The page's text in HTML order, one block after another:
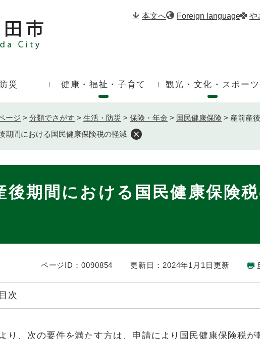
本文へ Foreign language や
ド
災 健康・福祉・子育て 観光・文化・スポーツ
ージ > 分類でさがす > 生活・防災 > 保険・年金 > 国民健康保険 > 産前産
期間における国民健康保険税の軽減
後期間における国民健康保険
ページID：0090854 更新日：2024年1月1日更新
次
り、次の要件を満たす方は、申請により国民健康保険税が